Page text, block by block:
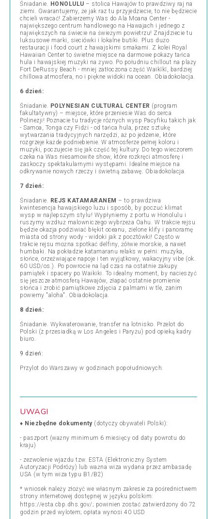
Śniadanie. HONOLULU – stolica Hawajów to prawdziwy raj na
ziemi. Gwarantujemy, że jak raz tu przyjedziecie, to nie będziecie
chcieli wracać! Zabierzemy Was do Ala Moana Center -
największego centrum handlowego na Hawajach i jednego z
największych na świecie na świeżym powietrzu! Znajdziecie tu
luksusowe marki, sieciówki i lokalne butiki. Plus dużo
restauracji i food court z hawajskimi smakami. Z kolei Royal
Hawaiian Center to świetne miejsce na darmowe pokazy tańca
hula i hawajskiej muzyki na żywo. Po południu chillout na plaży
Fort DeRussy Beach - mniej zatłoczona część Waikīkī, bardziej
chillowa atmosfera, no i piękne widoki na ocean. Obiadokolacja.
6 dzień:
Śniadanie. POLYNESIAN CULTURAL CENTER (program
fakultatywny) – miejsce, które przeniesie Was do serca
Polinezji! Poznacie tu tradycje różnych wysp Pacyfiku takich jak
- Samoa, Tonga czy Fidżi - od tańca hula, przez sztukę
wytwarzania tradycyjnych narzędzi, aż po jedzenie, które
rozgrzeje każde podniebienie. W atmosferze pełnej koloru i
muzyki, poczujecie się jak część tej kultury. Do tego wieczorem
czeka na Was niesamowite show, które rozkręci atmosferę i
zaskoczy spektakularnymi występami. Idealne miejsce na
odkrywanie nowych rzeczy i świetną zabawę. Obiadokolacja.
7 dzień:
Śniadanie. REJS KATAMARANEM – to prawdziwa
kwintesencja hawajskiego luzu i sposób, by poczuć klimat
wysp w najlepszym stylu! Wypłyniemy z portu w Honolulu i
ruszymy wzdłuż malowniczego wybrzeża Oahu. W trakcie rejsu
będzie okazja podziwiać błękit oceanu, zielone klify i panoramę
miasta od strony wody - widoki jak z pocztówki! Często w
trakcie rejsu można spotkać delfiny, żółwie morskie, a nawet
humbaki. Na pokładzie katamaranu relaks w pełni: muzyka,
słońce, orzeźwiające napoje i ten wyjątkowy, wakacyjny vibe (ok.
60 USD/os.). Po powrocie na ląd czas na ostatnie zakupy
pamiątek i spacery po Waikiki. To idealny moment, by nacieszyć
się jeszcze atmosferą Hawajów, złapać ostatnie promienie
słońca i zrobić pamiątkowe zdjęcia z palmami w tle, zanim
powiemy "aloha". Obiadokolacja.
8 dzień:
Śniadanie. Wykwaterowanie, transfer na lotnisko. Przelot do
Polski (z przesiadką w Los Angeles i Paryżu) pod opieką kadry
biuro.
9 dzień:
Przylot do Warszawy w godzinach popołudniowych.
UWAGI
♦ Niezbędne dokumenty(dotyczy obywateli Polski):
- paszport (ważny minimum 6 miesięcy od daty powrotu do
kraju)
- zezwolenie wjazdu tzw. ESTA (Elektroniczny System
Autoryzacji Podróży)
lub ważna wiza wydana przez ambasadę
USA (w tym wiza typu B1/B2)
* wniosek należy złożyć we własnym zakresie za pośrednictwem
strony internetowej dostępnej w języku polskim:
https://esta.cbp.dhs.gov/; powinien zostać zatwierdzony do 72
godzin przed wylotem; opłata wynosi 40 USD